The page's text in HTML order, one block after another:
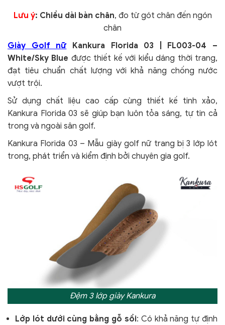
Lưu ý: Chiều dài bàn chân, đo từ gót chân đến ngón
chân
Giày Golf nữ Kankura Florida 03 | FL003-04 –
White/Sky Blue được thiết kế với kiểu dáng thời trang,
đạt tiêu chuẩn chất lượng với khả năng chống nước
vượt trội.
Sử dụng chất liệu cao cấp cùng thiết kế tinh xảo,
Kankura Florida 03 sẽ giúp bạn luôn tỏa sáng, tự tin cả
trong và ngoài sân golf.
Kankura Florida 03 – Mẫu giày golf nữ trang bị 3 lớp lót
trong, phát triển và kiểm định bởi chuyên gia golf.
Đệm 3 lớp giày Kankura
Lớp lót dưới cùng bằng gỗ sồi: Có khả năng tự định